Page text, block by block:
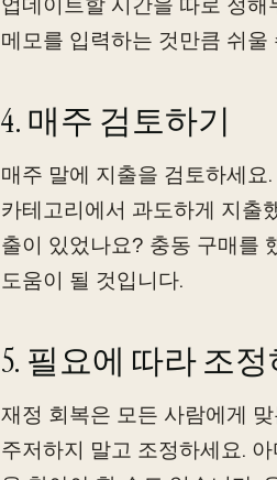
메모를 입력하는 것만큼 쉬울
4. 매주 검토하기
매주 말에 지출을 검토하세
카테고리에서 과도하게 지출
출이 있었나요? 충동 구매를
도움이 될 것입니다.
5. 필요에 따라 조
재정 회복은 모든 사람에게
주저하지 말고 조정하세요.